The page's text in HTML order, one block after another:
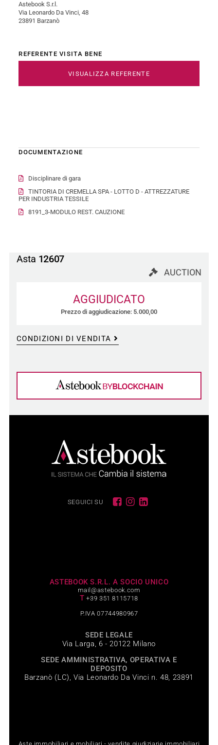
Astebook S.r.l.
Via Leonardo Da Vinci, 48
23891 Barzanò
REFERENTE VISITA BENE
VISUALIZZA REFERENTE
DOCUMENTAZIONE
Disciplinare di gara
TINTORIA DI CREMELLA SPA - LOTTO D - ATTREZZATURE
PER INDUSTRIA TESSILE
8191_3-MODULO REST. CAUZIONE
Asta 12607
AUCTION
AGGIUDICATO
Prezzo di aggiudicazione: 5.000,00
CONDIZIONI DI VENDITA
SEGUICI SU
ASTEBOOK S.R.L. A SOCIO UNICO
mail@astebook.com
T +39 351 8115718
P.IVA 07744980967
SEDE LEGALE
Via Larga, 6 - 20122 Milano
SEDE AMMINISTRATIVA, OPERATIVA E
DEPOSITO
Barzanò (LC), Via Leonardo Da Vinci n. 48, 23891